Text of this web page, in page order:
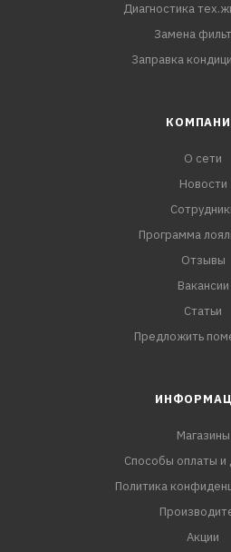
Диагностика
Замена
Заправка
О сети
Новости
Программа
Отзывы
Вакансии
Статьи
Предложить
Магазины
Способы оплаты и
Политика
Акции